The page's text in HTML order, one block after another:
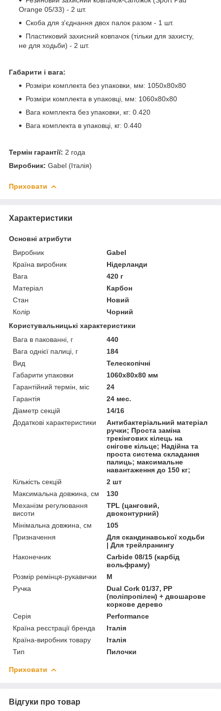
Orange 05/33) - 2 шт.
Скоба для з'єднання двох палок разом - 1 шт.
Пластиковий захисний ковпачок (тільки для захисту,
не для ходьби) - 2 шт.
Габарити і вага:
Розміри комплекта без упаковки, мм: 1050х80х80
Розміри комплекта в упаковці, мм: 1060х80х80
Вага комплекта без упаковки, кг: 0.420
Вага комплекта в упаковці, кг: 0.440
Термін гарантії: 2 года
Виробник: Gabel (Італія)
Приховати
Характеристики
Основні атрибути
Виробник
Gabel
Країна виробник
Нідерланди
Вага
420 г
Матеріал
Карбон
Стан
Новий
Колір
Чорний
Користувальницькі характеристики
Вага в пакованні, г
440
Вага однієї палиці, г
184
Вид
Телескопічні
Габарити упаковки
1060х80х80 мм
Гарантійний термін, міс
24
Гарантія
24 мес.
Діаметр секцій
14/16
Додаткові характеристики
Антибактеріальний матеріал
ручки; Проста заміна
трекінгових кілець на
снігове кільце; Надійна та
проста система складання
палиць; максимальне
навантаження до 150 кг;
Кількість секцій
2 шт
Максимальна довжина, см
130
Механізм регулювання
висоти
TPL (цанговий,
двоконтурний)
Мінімальна довжина, см
105
Призначення
Для скандинавської ходьби
| Для трейлранингу
Наконечник
Carbide 08/15 (карбід
вольфраму)
Розмір ремінця-рукавички
M
Ручка
Dual Cork 01/37, PP
(поліпропілен) + двошарове
коркове дерево
Серія
Performance
Країна реєстрації бренда
Італія
Країна-виробник товару
Італія
Тип
Пилочки
Приховати
Відгуки про товар